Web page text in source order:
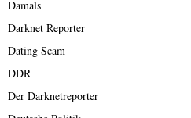
Damals
Darknet Reporter
Dating Scam
DDR
Der Darknetreporter